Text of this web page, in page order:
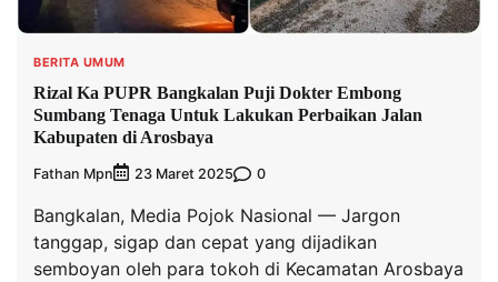
BERITA UMUM
Rizal Ka PUPR Bangkalan Puji Dokter Embong
Sumbang Tenaga Untuk Lakukan Perbaikan Jalan
Kabupaten di Arosbaya
Fathan Mpn 23 Maret 2025 0
Bangkalan, Media Pojok Nasional — Jargon
tanggap, sigap dan cepat yang dijadikan
semboyan oleh para tokoh di Kecamatan Arosbaya